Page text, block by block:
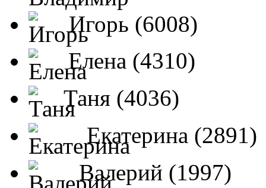
Игорь (6008)
Елена (4310)
Таня (4036)
Екатерина (2891)
Валерий (1997)